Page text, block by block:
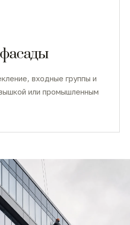
входные группы и
или промышленным